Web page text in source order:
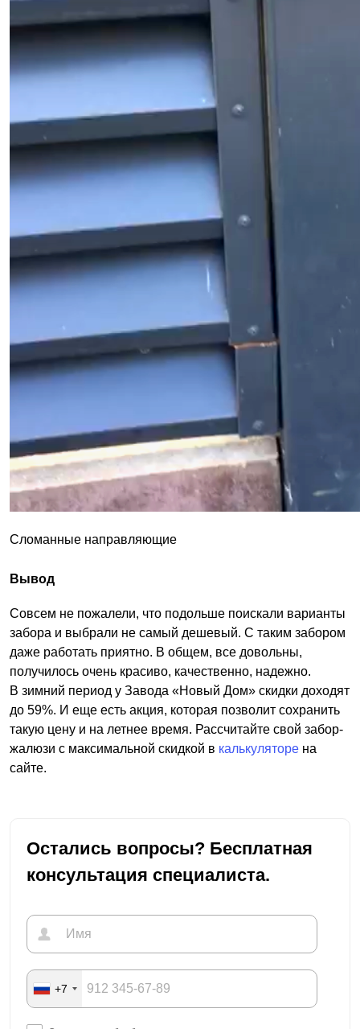
Сломанные направляющие
Вывод
Совсем не пожалели, что подольше поискали варианты
забора и выбрали не самый дешевый. С таким забором
даже работать приятно. В общем, все довольны,
получилось очень красиво, качественно, надежно.
В зимний период у Завода «Новый Дом» скидки доходят
до 59%. И еще есть акция, которая позволит сохранить
такую цену и на летнее время. Рассчитайте свой забор-
жалюзи с максимальной скидкой в калькуляторе на
сайте.
Остались вопросы? Бесплатная
консультация специалиста.
+7